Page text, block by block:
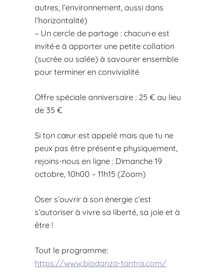
autres, l’environnement, aussi dans
l’horizontalité)
– Un cercle de partage : chacun·e est
invité·e à apporter une petite collation
(sucrée ou salée) à savourer ensemble
pour terminer en convivialité
Offre spéciale anniversaire : 25 € au lieu
de 35 €
Si ton cœur est appelé mais que tu ne
peux pas être présent·e physiquement,
rejoins-nous en ligne : Dimanche 19
octobre, 10h00 – 11h15 (Zoom)
Oser s’ouvrir à son énergie c’est
s’autoriser à vivre sa liberté, sa joie et à
être !
Tout le programme:
https://www.biodanza-tantra.com/